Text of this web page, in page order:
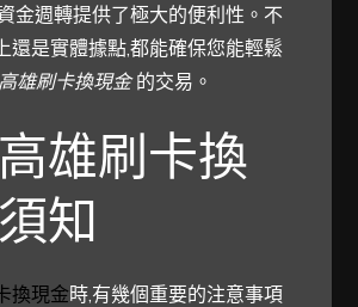
金週轉提供了極大的便利性。不
還是實體據點,都能確保您能輕鬆
高雄刷卡換現金的交易。
高雄刷卡換
須知
換現金時,有幾個重要的注意事項